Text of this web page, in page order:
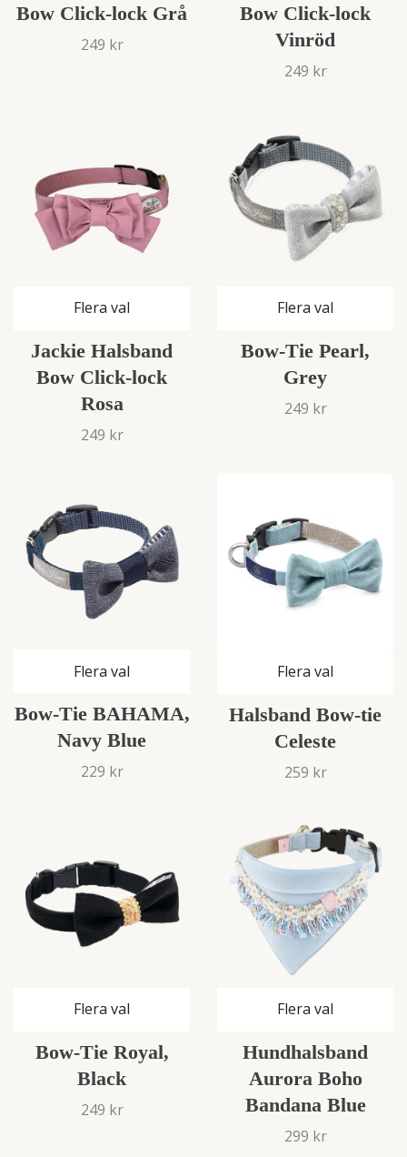
Bow Click-lock Grå
249 kr
Bow Click-lock
Vinröd
249 kr
Flera val
Jackie Halsband
Bow Click-lock
Rosa
249 kr
Flera val
Bow-Tie Pearl,
Grey
249 kr
Flera val
Bow-Tie BAHAMA,
Navy Blue
229 kr
Flera val
Halsband Bow-tie
Celeste
259 kr
Flera val
Bow-Tie Royal,
Black
249 kr
Flera val
Hundhalsband
Aurora Boho
Bandana Blue
299 kr